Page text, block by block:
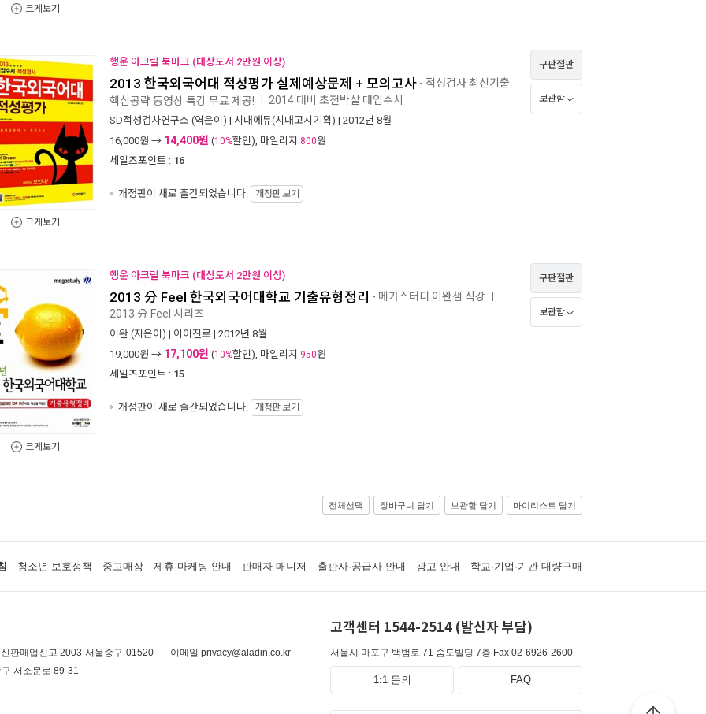
크게보기
크게보기
행운 아크릴 북마크 (대상도서 2만원 이상)
2013 한국외국어대 적성평가 실제예상문제 + 모의고사 - 적성검사 최신기출
핵심공략 동영상 특강 무료 제공! 2014 대비 초전박살 대입수시
SD적성검사연구소 (엮은이) | 시대에듀(시대고시기획) | 2012년 8월
16,000원 → 14,400원 (10%할인), 마일리지 800원
세일즈포인트 : 16
개정판이 새로 출간되었습니다. 개정판 보기
구판절판
보관함
크게보기
행운 아크릴 북마크 (대상도서 2만원 이상)
2013 分 Feel 한국외국어대학교 기출유형정리 - 메가스터디 이완샘 직강
2013 分 Feel 시리즈
이완 (지은이) | 아이진로 | 2012년 8월
19,000원 → 17,100원 (10%할인), 마일리지 950원
세일즈포인트 : 15
개정판이 새로 출간되었습니다. 개정판 보기
구판절판
보관함
전체선택 장바구니 담기 보관함 담기 마이리스트 담기
청소년 보호정책 중고매장 제휴·마케팅 안내 판매자 매니저 출판사·공급사 안내 광고 안내 학교·기업·기관 대량구매
판매업신고 2003-서울중구-01520
이메일 privacy@aladin.co.kr
서소문로 89-31
고객센터 1544-2514 (발신자 부담)
서울시 마포구 백범로 71 숨도빌딩 7층 Fax 02-6926-2600
1:1 문의 FAQ